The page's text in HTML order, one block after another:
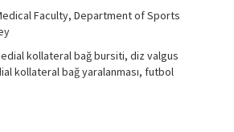
FormFaculty, Department of Sports
kollateral bağ bursiti, diz valgus
kollateral bağ yaralanması, futbol